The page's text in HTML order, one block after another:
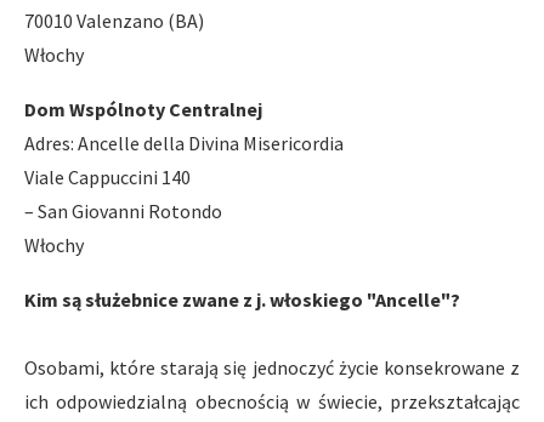
70010 Valenzano (BA)
Włochy
Dom Wspólnoty Centralnej
Adres: Ancelle della Divina Misericordia
Viale Cappuccini 140
– San Giovanni Rotondo
Włochy
Kim są służebnice zwane z j. włoskiego "Ancelle"?
Osobami, które starają się jednoczyć życie konsekrowane z
ich odpowiedzialną obecnością w świecie, przekształcając